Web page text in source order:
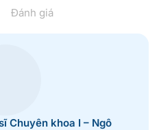
Đánh giá
Chuyên khoa I – Ngô